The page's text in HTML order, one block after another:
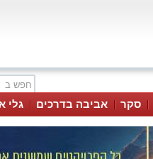
סקר אביבה בדרכים גלי